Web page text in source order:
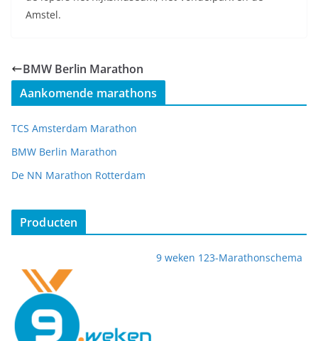
Amstel.
BMW Berlin Marathon
Aankomende marathons
TCS Amsterdam Marathon
BMW Berlin Marathon
De NN Marathon Rotterdam
Producten
9 weken 123-Marathonschema